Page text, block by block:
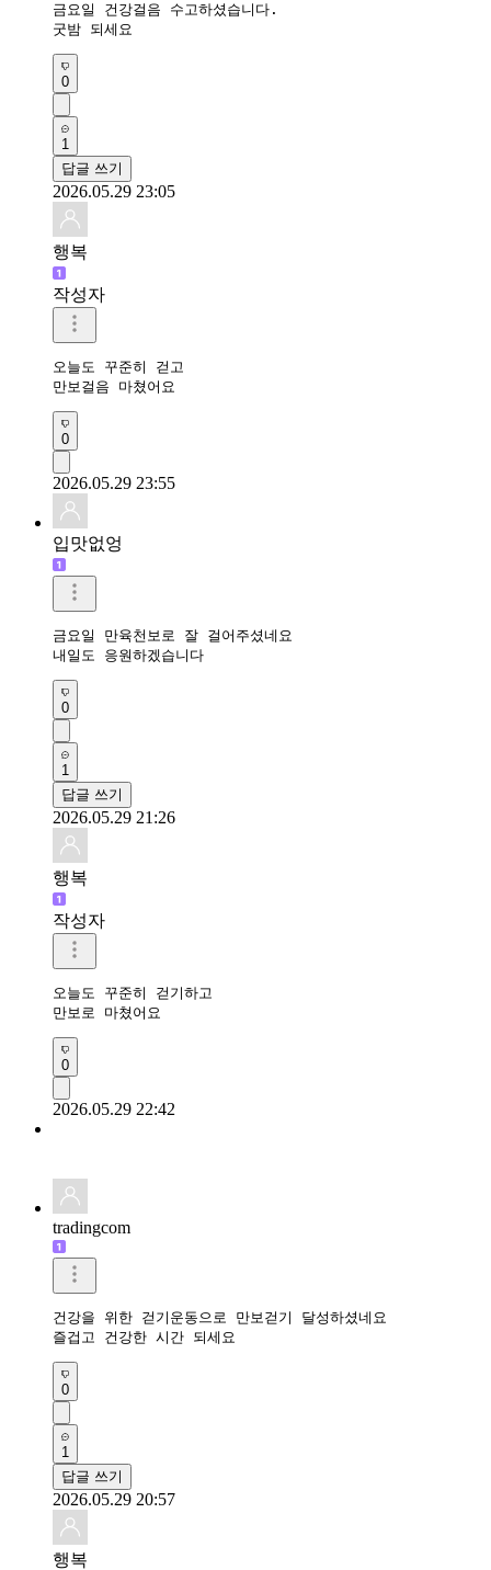
금요일 건강걸음 수고하셨습니다.
굿밤 되세요
0
1
답글 쓰기
2026.05.29 23:05
행복
작성자
오늘도 꾸준히 걷고
만보걸음 마쳤어요
0
2026.05.29 23:55
입맛없엉
금요일 만육천보로 잘 걸어주셨네요
내일도 응원하겠습니다
0
1
답글 쓰기
2026.05.29 21:26
행복
작성자
오늘도 꾸준히 걷기하고
만보로 마쳤어요
0
2026.05.29 22:42
tradingcom
건강을 위한 걷기운동으로 만보걷기 달성하셨네요
즐겁고 건강한 시간 되세요
0
1
답글 쓰기
2026.05.29 20:57
행복